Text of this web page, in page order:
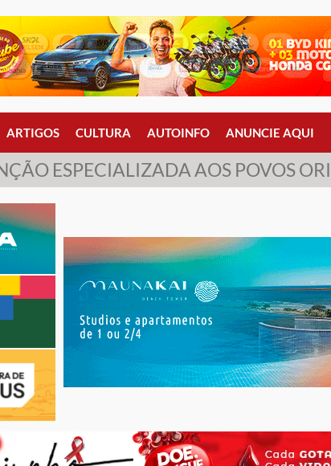
ARTIGOS CULTURA AUTOINFO ANUNCIE AQUI
ESPECIALIZADA AOS POVOS